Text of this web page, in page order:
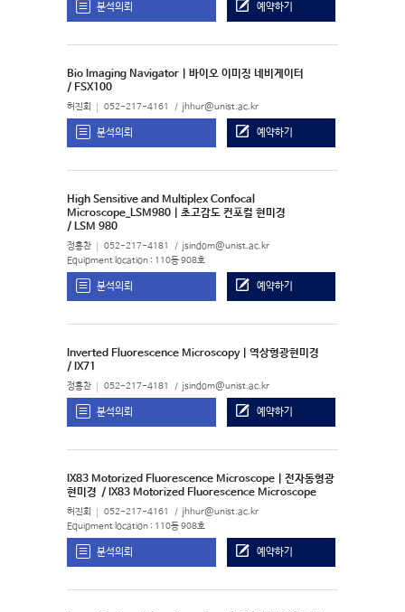
분석의뢰 예약하기
Bio Imaging Navigator | 바이오 이미징 네비게이터
/ FSX100
허진회 052-217-4161 jhhur@unist.ac.kr
분석의뢰 예약하기
High Sensitive and Multiplex Confocal
Microscope_LSM980 | 초고감도 컨포컬 현미경
/ LSM 980
정홍찬 052-217-4181 jsindom@unist.ac.kr
Equipment location : 110동 908호
분석의뢰 예약하기
Inverted Fluorescence Microscopy | 역상형광현미경
/ IX71
정홍찬 052-217-4181 jsindom@unist.ac.kr
분석의뢰 예약하기
IX83 Motorized Fluorescence Microscope | 전자동형광
현미경 / IX83 Motorized Fluorescence Microscope
허진회 052-217-4161 jhhur@unist.ac.kr
Equipment location : 110동 908호
분석의뢰 예약하기